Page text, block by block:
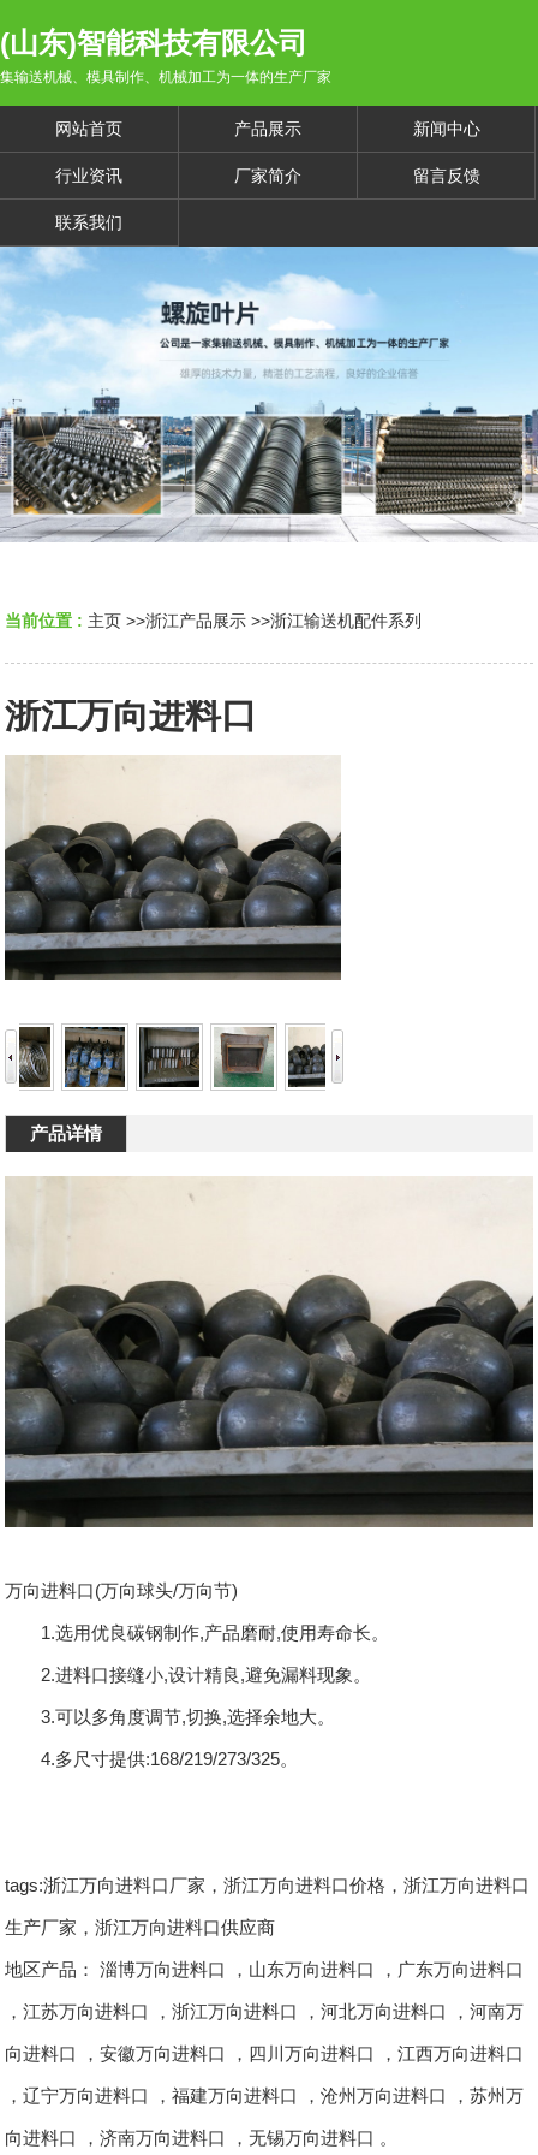
(山东)智能科技有限公司
集输送机械、模具制作、机械加工为一体的生产厂家
网站首页 产品展示 新闻中心
行业资讯 厂家简介 留言反馈
联系我们
当前位置 : 主页 >>浙江产品展示 >>浙江输送机配件系列
浙江万向进料口
产品详情
万向进料口(万向球头/万向节)
1.选用优良碳钢制作,产品磨耐,使用寿命长。
2.进料口接缝小,设计精良,避免漏料现象。
3.可以多角度调节,切换,选择余地大。
4.多尺寸提供:168/219/273/325。
tags:浙江万向进料口厂家，浙江万向进料口价格，浙江万向进料口
生产厂家，浙江万向进料口供应商
地区产品：淄博万向进料口 ， 山东万向进料口 ， 广东万向进料口
，江苏万向进料口 ，浙江万向进料口 ，河北万向进料口 ，河南万
向进料口 ，安徽万向进料口 ， 四川万向进料口 ，江西万向进料口
，辽宁万向进料口 ，福建万向进料口 ，沧州万向进料口 ，苏州万
向进料口 ，济南万向进料口 ，无锡万向进料口 。